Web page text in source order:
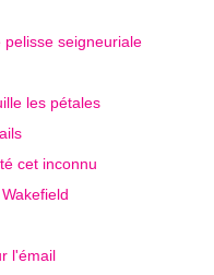
pelisse seigneuriale
les pétales
cet inconnu
l'émail